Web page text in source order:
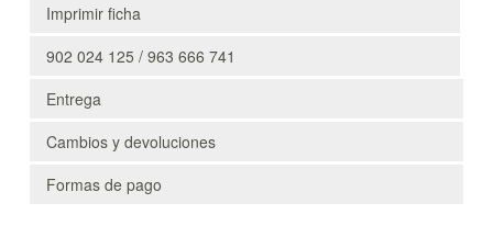
Imprimir ficha
902 024 125 / 963 666 741
Entrega
Cambios y devoluciones
Formas de pago